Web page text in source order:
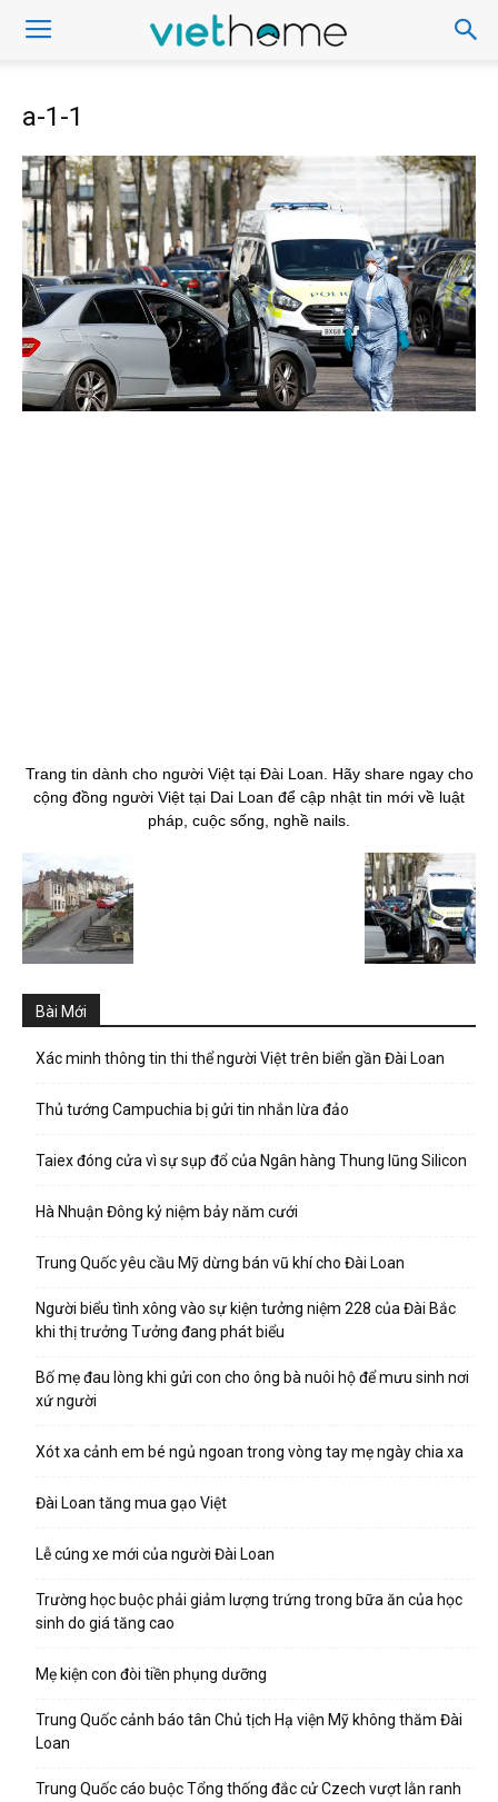
a-1-1
Trang tin dành cho người Việt tại Đài Loan. Hãy share ngay cho
cộng đồng người Việt tại Dai Loan để cập nhật tin mới về luật
pháp, cuộc sống, nghề nails.
Bài Mới
Xác minh thông tin thi thể người Việt trên biển gần Đài Loan
Thủ tướng Campuchia bị gửi tin nhắn lừa đảo
Taiex đóng cửa vì sự sụp đổ của Ngân hàng Thung lũng Silicon
Hà Nhuận Đông kỷ niệm bảy năm cưới
Trung Quốc yêu cầu Mỹ dừng bán vũ khí cho Đài Loan
Người biểu tình xông vào sự kiện tưởng niệm 228 của Đài Bắc
khi thị trưởng Tưởng đang phát biểu
Bố mẹ đau lòng khi gửi con cho ông bà nuôi hộ để mưu sinh nơi
xứ người
Xót xa cảnh em bé ngủ ngoan trong vòng tay mẹ ngày chia xa
Đài Loan tăng mua gạo Việt
Lễ cúng xe mới của người Đài Loan
Trường học buộc phải giảm lượng trứng trong bữa ăn của học
sinh do giá tăng cao
Mẹ kiện con đòi tiền phụng dưỡng
Trung Quốc cảnh báo tân Chủ tịch Hạ viện Mỹ không thăm Đài
Loan
Trung Quốc cáo buộc Tổng thống đắc cử Czech vượt lằn ranh